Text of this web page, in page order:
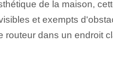
de la maison,
et exempts
routeur dans un endroit